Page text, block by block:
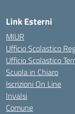
Link Esterni
MIUR
Ufficio Scolastico
Ufficio Scolastico
Scuola in Chiaro
Iscrizioni On Line
Invalsi
Comune